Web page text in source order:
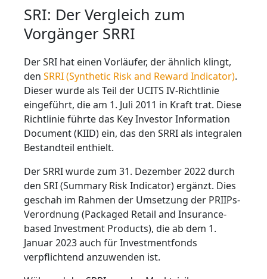
SRI: Der Vergleich zum
Vorgänger SRRI
Der SRI hat einen Vorläufer, der ähnlich klingt,
den SRRI (Synthetic Risk and Reward Indicator).
Dieser wurde als Teil der UCITS IV-Richtlinie
eingeführt, die am 1. Juli 2011 in Kraft trat. Diese
Richtlinie führte das Key Investor Information
Document (KIID) ein, das den SRRI als integralen
Bestandteil enthielt.
Der SRRI wurde zum 31. Dezember 2022 durch
den SRI (Summary Risk Indicator) ergänzt. Dies
geschah im Rahmen der Umsetzung der PRIIPs-
Verordnung (Packaged Retail and Insurance-
based Investment Products), die ab dem 1.
Januar 2023 auch für Investmentfonds
verpflichtend anzuwenden ist.